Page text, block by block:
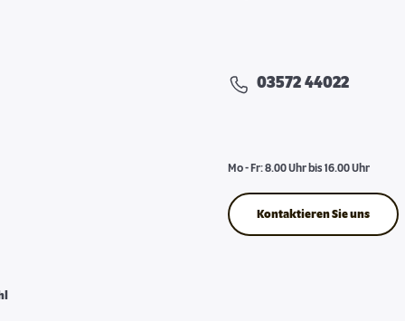
03572 44022
Mo - Fr: 8.00 Uhr bis 16.00 Uhr
Kontaktieren Sie uns